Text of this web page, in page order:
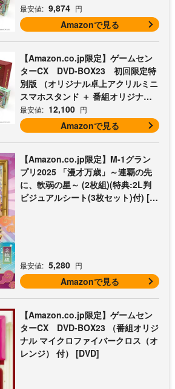
最安値: 9,874 円
Amazonで見る
【Amazon.co.jp限定】ゲームセン
ターCX DVD-BOX23 初回限定特
別版 （オリジナル卓上アクリルミニ
スマホスタンド ＋ 番組オリジナル
マイクロファイバークロス（オレン
ジ） 付） [DVD]
最安値: 12,100 円
Amazonで見る
【Amazon.co.jp限定】M-1グラン
プリ2025 「漫才万歳」～連覇の先
に、軟弱の星～ (2枚組)(特典:2L判
ビジュアルシート(3枚セット)付) [D
最安値: 5,280 円
Amazonで見る
【Amazon.co.jp限定】ゲームセン
ターCX DVD-BOX23 （番組オリジ
ナル マイクロファイバークロス（オ
レンジ） 付） [DVD]